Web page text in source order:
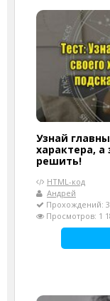
Узнай
характера,
решить!
HTML-код
Андрей
Прохождений:
Просмотров: 1